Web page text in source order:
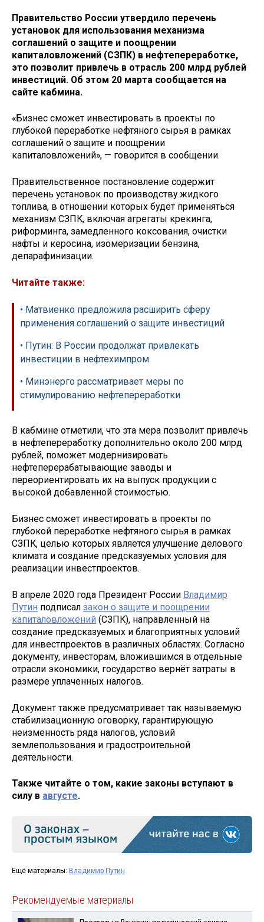
Правительство России утвердило перечень
установок для использования механизма
соглашений о защите и поощрении
капиталовложений (СЗПК) в нефтепереработке,
это позволит привлечь в отрасль 200 млрд рублей
инвестиций. Об этом 20 марта сообщается на
сайте кабмина.
«Бизнес сможет инвестировать в проекты по
глубокой переработке нефтяного сырья в рамках
соглашений о защите и поощрении
капиталовложений», — говорится в сообщении.
Правительственное постановление содержит
перечень установок по производству жидкого
топлива, в отношении которых будет применяться
механизм СЗПК, включая агрегаты крекинга,
риформинга, замедленного коксования, очистки
нафты и керосина, изомеризации бензина,
депарафинизации.
Читайте также:
• Матвиенко предложила расширить сферу
применения соглашений о защите инвестиций
• Путин: В России продолжат привлекать
инвестиции в нефтехимпром
• Минэнерго рассматривает меры по
стимулированию нефтепереработки
В кабмине отметили, что эта мера позволит привлечь
в нефтепереработку дополнительно около 200 млрд
рублей, поможет модернизировать
нефтеперерабатывающие заводы и
переориентировать их на выпуск продукции с
высокой добавленной стоимостью.
Бизнес сможет инвестировать в проекты по
глубокой переработке нефтяного сырья в рамках
СЗПК, целью которых является улучшение делового
климата и создание предсказуемых условия для
реализации инвестпроектов.
В апреле 2020 года Президент России Владимир
Путин подписал закон о защите и поощрении
капиталовложений (СЗПК), направленный на
создание предсказуемых и благоприятных условий
для инвестпроектов в различных областях. Согласно
документу, инвесторам, вложившимся в отдельные
отрасли экономики, государство вернёт затраты в
размере уплаченных налогов.
Документ также предусматривает так называемую
стабилизационную оговорку, гарантирующую
неизменность ряда налогов, условий
землепользования и градостроительной
деятельности.
Также читайте о том, какие законы вступают в
силу в августе.
Ещё материалы: Владимир Путин
Рекомендуемые материалы